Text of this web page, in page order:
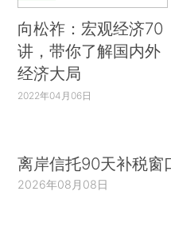
向松祚：宏观经济70
讲，带你了解国内外
经济大局
2022年04月06日
离岸信托90天补税窗
2026年08月08日